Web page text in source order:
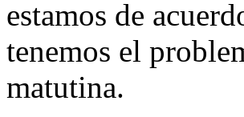
estamos de
tenemos el
matutina.